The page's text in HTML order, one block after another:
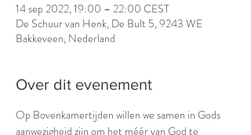
14 sep 2022, 19:00 – 22:00 CEST
De Schuur van Henk, De Bult 5, 9243 WE
Bakkeveen, Nederland
Over dit evenement
Op Bovenkamertijden willen we samen in Gods
aanwezigheid zijn om het méér van God te